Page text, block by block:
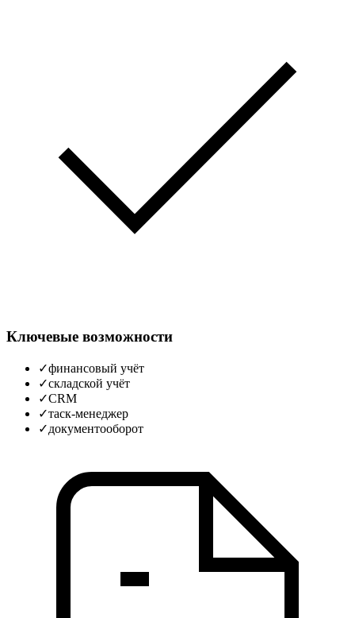
Ключевые возможности
✓финансовый учёт
✓складской учёт
✓CRM
✓таск‑менеджер
✓документооборот